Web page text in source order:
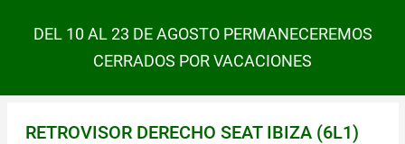
DEL 10 AL 23 DE AGOSTO PERMANECEREMOS
CERRADOS POR VACACIONES
RETROVISOR DERECHO SEAT IBIZA (6L1)